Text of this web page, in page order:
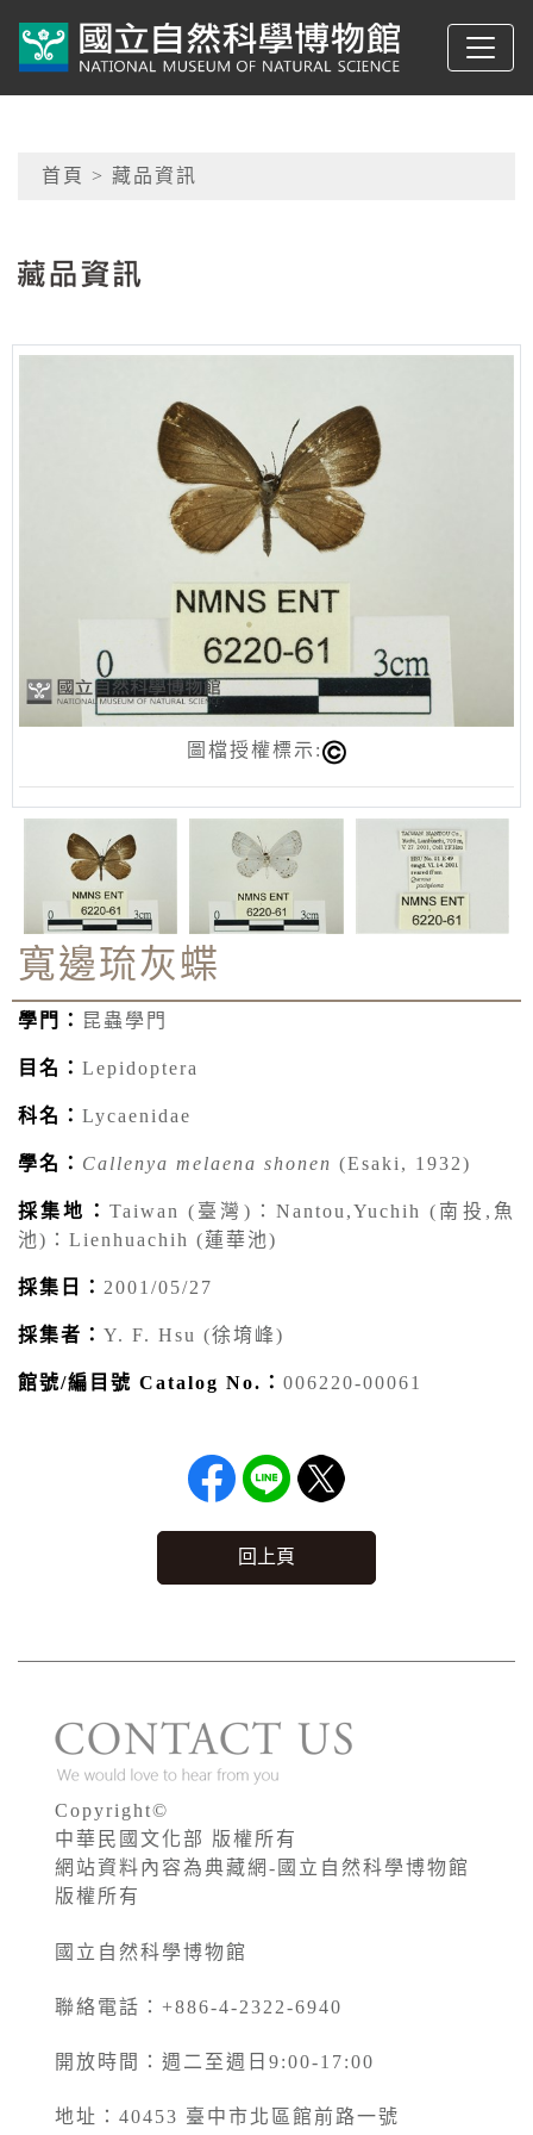
典藏網-國立自然科學
網頁導覽
首頁 > 藏品資訊
圖檔授權標示:
寬邊琉灰蝶
學門： 昆蟲學門
目名： Lepidoptera
科名： Lycaenidae
學名： Callenya melaena shonen (Esaki, 1932)
採集地： Taiwan (臺灣)：Nantou,Yuchih (南投,魚
池)：Lienhuachih (蓮華池)
採集日： 2001/05/27
採集者： Y. F. Hsu (徐堉峰)
館號/編目號 Catalog No.： 006220-00061
回上頁
Copyright©
中華民國文化部 版權所有
網站資料內容為典藏網-國立自然科學博物館
版權所有
國立自然科學博物館
聯絡電話：+886-4-2322-6940
開放時間：週二至週日9:00-17:00
地址：40453 臺中市北區館前路一號